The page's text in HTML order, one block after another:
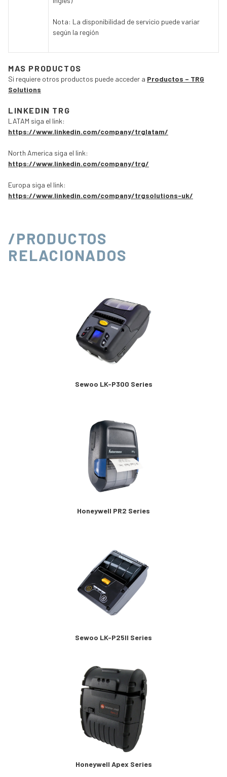
Nota: La disponibilidad de servicio puede variar
según la región
MAS PRODUCTOS
Si requiere otros productos puede acceder a Productos – TRG
Solutions
LINKEDIN TRG
LATAM siga el link:
https://www.linkedin.com/company/trglatam/
North America siga el link:
https://www.linkedin.com/company/trg/
Europa siga el link:
https://www.linkedin.com/company/trgsolutions-uk/
/PRODUCTOS
RELACIONADOS
Sewoo LK-P300 Series
Honeywell PR2 Series
Sewoo LK-P25II Series
Honeywell Apex Series